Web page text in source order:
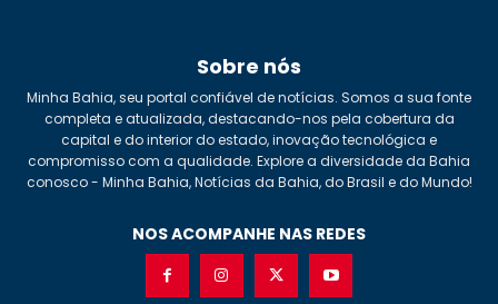
Sobre nós
Minha Bahia, seu portal confiável de notícias. Somos a sua fonte
completa e atualizada, destacando-nos pela cobertura da
capital e do interior do estado, inovação tecnológica e
compromisso com a qualidade. Explore a diversidade da Bahia
conosco - Minha Bahia, Notícias da Bahia, do Brasil e do Mundo!
NOS ACOMPANHE NAS REDES